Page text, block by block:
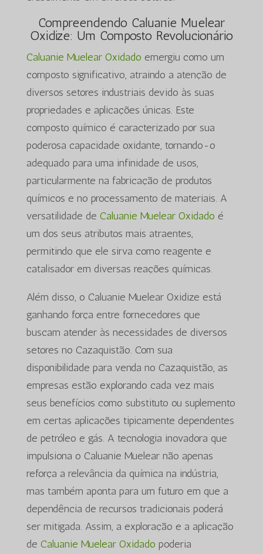
Compreendendo Caluanie Muelear
Oxidize: Um Composto Revolucionário
Caluanie Muelear Oxidado emergiu como um
composto significativo, atraindo a atenção de
diversos setores industriais devido às suas
propriedades e aplicações únicas. Este
composto químico é caracterizado por sua
poderosa capacidade oxidante, tornando-o
adequado para uma infinidade de usos,
particularmente na fabricação de produtos
químicos e no processamento de materiais. A
versatilidade de Caluanie Muelear Oxidado é
um dos seus atributos mais atraentes,
permitindo que ele sirva como reagente e
catalisador em diversas reações químicas.
Além disso, o Caluanie Muelear Oxidize está
ganhando força entre fornecedores que
buscam atender às necessidades de diversos
setores no Cazaquistão. Com sua
disponibilidade para venda no Cazaquistão, as
empresas estão explorando cada vez mais
seus benefícios como substituto ou suplemento
em certas aplicações tipicamente dependentes
de petróleo e gás. A tecnologia inovadora que
impulsiona o Caluanie Muelear não apenas
reforça a relevância da química na indústria,
mas também aponta para um futuro em que a
dependência de recursos tradicionais poderá
ser mitigada. Assim, a exploração e a aplicação
de Caluanie Muelear Oxidado poderia